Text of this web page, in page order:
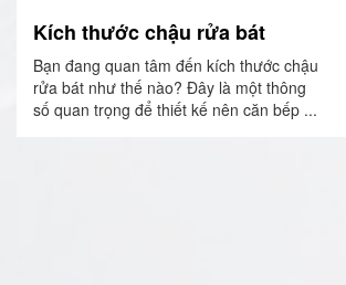
Kích thước chậu rửa bát
Bạn đang quan tâm đến kích thước chậu
rửa bát như thế nào? Đây là một thông
số quan trọng để thiết kế nên căn bếp ...